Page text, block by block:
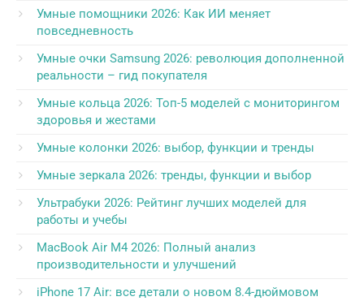
Умные помощники 2026: Как ИИ меняет
повседневность
Умные очки Samsung 2026: революция дополненной
реальности – гид покупателя
Умные кольца 2026: Топ-5 моделей с мониторингом
здоровья и жестами
Умные колонки 2026: выбор, функции и тренды
Умные зеркала 2026: тренды, функции и выбор
Ультрабуки 2026: Рейтинг лучших моделей для
работы и учебы
MacBook Air M4 2026: Полный анализ
производительности и улучшений
iPhone 17 Air: все детали о новом 8.4-дюймовом